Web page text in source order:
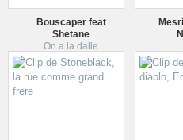
Bouscaper feat
Shetane
On a la dalle